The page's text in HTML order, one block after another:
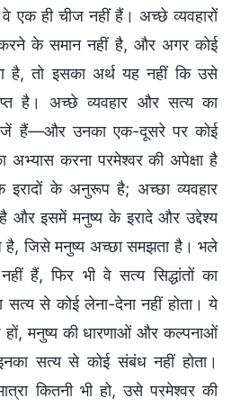
एक ही चीज नहीं हैं। अच्छे व्यवहारों
के समान नहीं है, और अगर कोई
है, तो इसका अर्थ यह नहीं कि उसे
है। अच्छे व्यवहार और सत्य का
हैं—और उनका एक-दूसरे पर कोई
अभ्यास करना परमेश्वर की अपेक्षा है
के अनुरूप है; अच्छा व्यवहार
और इसमें मनुष्य के इरादे और उद्देश्य
है, जिसे मनुष्य अच्छा समझता है। भले
हैं, फिर भी वे सत्य सिद्धांतों का
से कोई लेना-देना नहीं होता। ये
हों, मनुष्य की धारणाओं और कल्पनाओं
सत्य से कोई संबंध नहीं होता।
कितनी भी हो, उसे परमेश्वर की